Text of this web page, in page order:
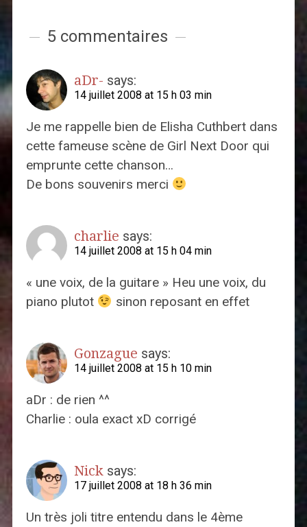
5 commentaires
aDr- says:
14 juillet 2008 at 15 h 03 min
Je me rappelle bien de Elisha Cuthbert dans
cette fameuse scène de Girl Next Door qui
emprunte cette chanson…
De bons souvenirs merci
charlie says:
14 juillet 2008 at 15 h 04 min
« une voix, de la guitare » Heu une voix, du
piano plutot
sinon reposant en effet
Gonzague says:
14 juillet 2008 at 15 h 10 min
aDr : de rien ^^
Charlie : oula exact xD corrigé
Nick says:
17 juillet 2008 at 18 h 36 min
Un très joli titre entendu dans le 4ème